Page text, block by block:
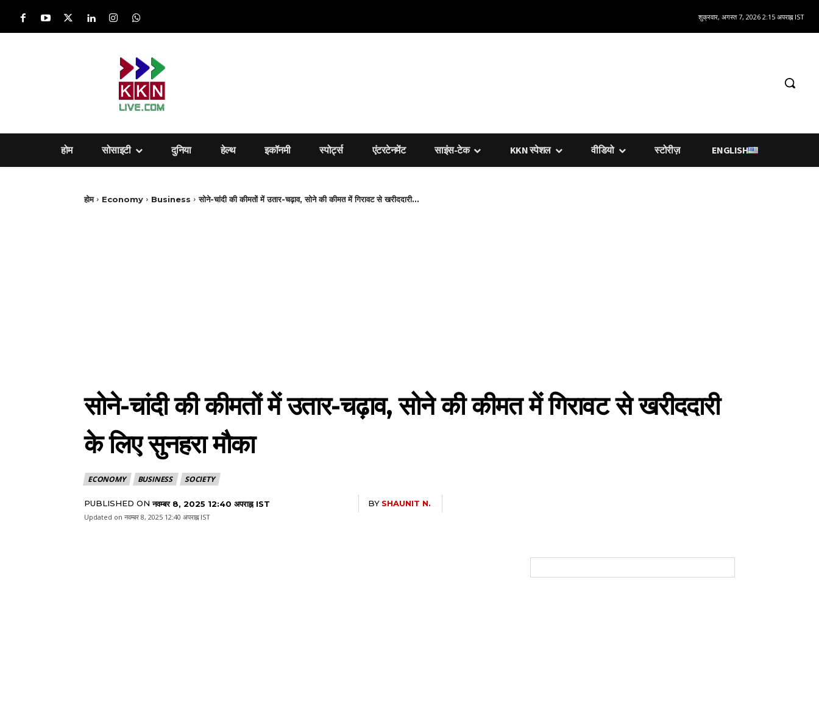
शुक्रवार, अगस्त 7, 2026 2:15 अपराह्न IST
होम सोसाइटी दुनिया हेल्‍थ इकॉनमी स्पोर्ट्स एंटरटेनमेंट साइंस-टेक KKN स्पेशल वीडियो स्टोरीज़ ENGLISH
होम Economy Business सोने-चांदी की कीमतों में उतार-चढ़ाव, सोने की कीमत में गिरावट से खरीददारी...
सोने-चांदी की कीमतों में उतार-चढ़ाव, सोने की कीमत में गिरावट से खरीददारी
के लिए सुनहरा मौका
ECONOMY BUSINESS SOCIETY
PUBLISHED ON नवम्बर 8, 2025 12:40 अपराह्न IST BY SHAUNIT N.
Updated on नवम्बर 8, 2025 12:40 अपराह्न IST